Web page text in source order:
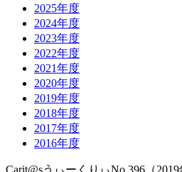
2025年度
2024年度
2023年度
2022年度
2021年度
2020年度
2019年度
2018年度
2017年度
2016年度
Carit@sうぃーくりぃNo.396（2019